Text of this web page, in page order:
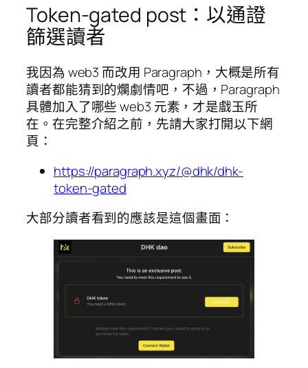
Token-gated post：以通證
篩選讀者
我因為 web3 而改用 Paragraph，大概是所有
讀者都能猜到的爛劇情吧，不過，Paragraph
具體加入了哪些 web3 元素，才是戲玉所
在。在完整介紹之前，先請大家打開以下網
頁：
https://paragraph.xyz/@dhk/dhk-
token-gated
大部分讀者看到的應該是這個畫面：